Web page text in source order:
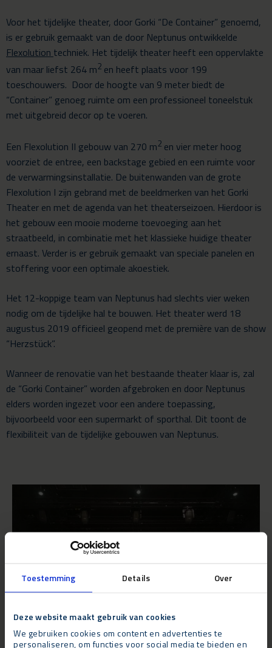
Toestemming Details Over
Deze website maakt gebruik van cookies
We gebruiken cookies om content en advertenties te
personaliseren, om functies voor social media te bieden en
Voor het tijdelijke theater, door Gorki “De Container” genoemd,
is er gebruik gemaakt van de door Neptunus ontwikkelde
Flexolution techniek. Het tijdelijk theater heeft een oppervlakte
van maar liefst 264 m2 en heeft plaats voor 199
toeschouwers. Door de hoogte van 9 meter biedt de
“Container” genoeg ruimte om een professioneel toneelstuk
met uitgebreid decor op te voeren.
Een Flexolution II gebouw van 270 m2 en vier meter hoog
voorziet de entree, een backstage gebied en een ruimte voor
de verwarmingsinstallatie. De buitenwanden van de grote
Flexolution I zijn gebrand met de beeldmerken van het Gorki
Theater en met de agenda van het theaterseizoen. Hierdoor is
het gebouw een mooie moderne toevoeging aan het
straatbeeld, in combinatie met het klassieke huidige theater
ernaast. Verder is er gebruik gemaakt van speciale panelen en
stoffering voor een optimale akoestiek.
Het 12-koppige team van Neptunus had slechts vier weken
nodig om de tijdelijke hal te bouwen. Het theater werd 18
augustus 2019 officieel geopend met de première van de show
“Herzstück”.
Wanneer de renovatie van het bestaande theater klaar is, zal
de “Gorki Container” worden afgebroken en door Neptunus
elders worden ingezet voor een andere toepassing,
bijvoorbeeld voor een supermarkt of sporthal. Dit toont de
flexibiliteit van de tijdelijke gebouwen van Neptunus.